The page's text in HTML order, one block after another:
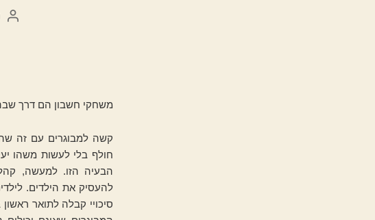
משחקי חשבון הם דרך
קשה למבוגרים עם זה
חולף בלי לעשות משהו
הבעיה הזו. למעשה,
להעסיק את הילדים.
סיכויי קבלה לתואר